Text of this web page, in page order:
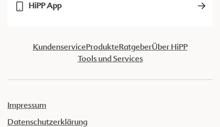
HiPP App
KundenserviceProdukteRatgeberÜber HiPP
Tools und Services
Impressum
Datenschutzerklärung